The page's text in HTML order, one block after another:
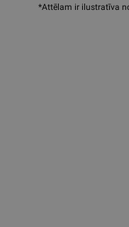
*Attēlam ir ilustratīva